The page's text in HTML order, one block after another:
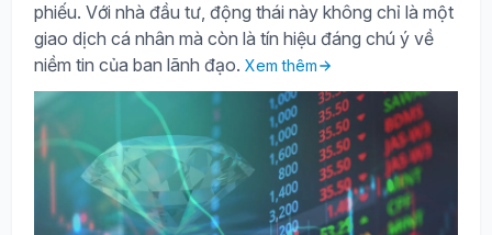
phiếu. Với nhà đầu tư, động thái này không chỉ là một
giao dịch cá nhân mà còn là tín hiệu đáng chú ý về
niềm tin của ban lãnh đạo. Xem thêm